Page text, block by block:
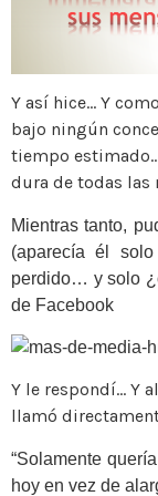
Y así hice… Y
bajo ningún
tiempo
dura de todas las
Mientras tanto,
(aparecía él
perdido… y solo
de Facebook
Y le respondí… Y
llamó
“Solamente
hoy en vez de